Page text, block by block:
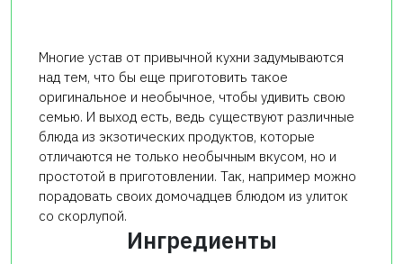
Многие устав от привычной кухни задумываются
над тем, что бы еще приготовить такое
оригинальное и необычное, чтобы удивить свою
семью. И выход есть, ведь существуют различные
блюда из экзотических продуктов, которые
отличаются не только необычным вкусом, но и
простотой в приготовлении. Так, например можно
порадовать своих домочадцев блюдом из улиток
со скорлупой.
Ингредиенты